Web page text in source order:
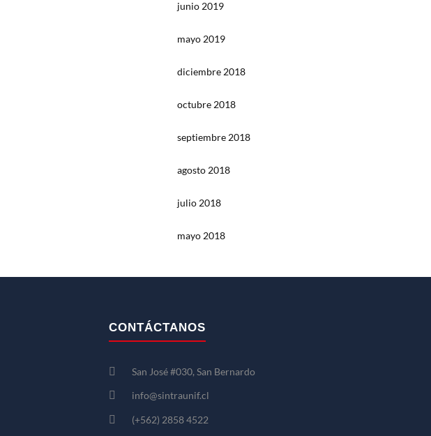
junio 2019
mayo 2019
diciembre 2018
octubre 2018
septiembre 2018
agosto 2018
julio 2018
mayo 2018
CONTÁCTANOS
San José #030, San Bernardo
info@sintraunif.cl
(+562) 2858 4522